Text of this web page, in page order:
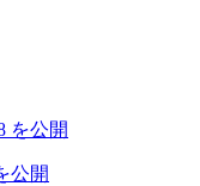
公開